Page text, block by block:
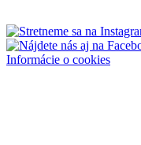
Informácie o cookies